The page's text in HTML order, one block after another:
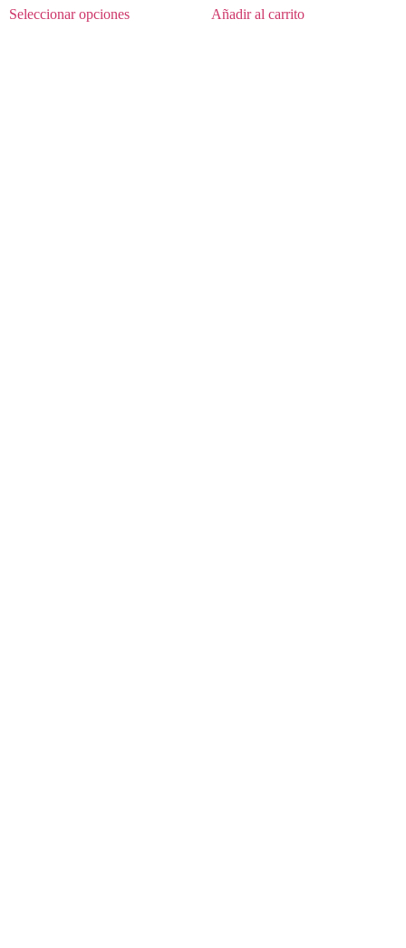
Seleccionar opciones Añadir al carrito